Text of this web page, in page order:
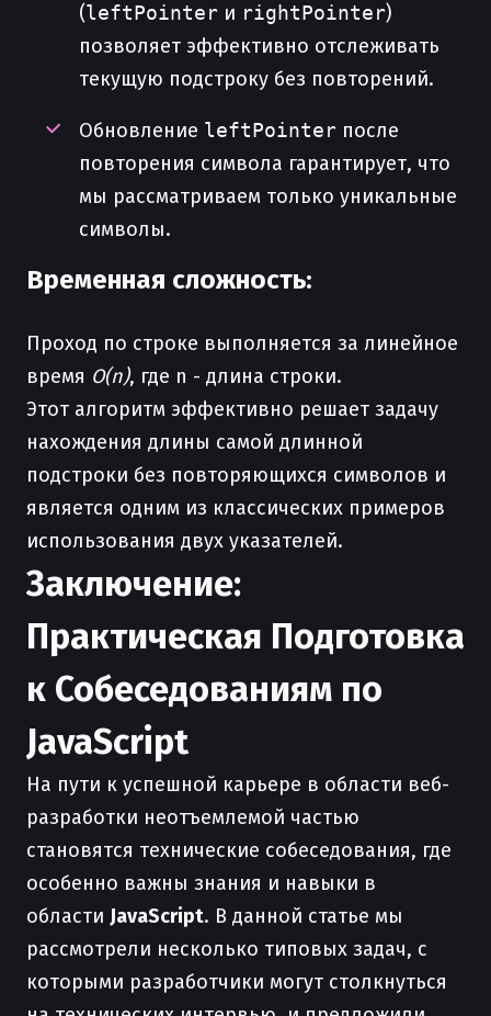
(leftPointer и rightPointer)
позволяет эффективно отслеживать
текущую подстроку без повторений.
Обновление leftPointer после
повторения символа гарантирует, что
мы рассматриваем только уникальные
символы.
Временная сложность:
Проход по строке выполняется за линейное
время O(n), где n - длина строки.
Этот алгоритм эффективно решает задачу
нахождения длины самой длинной
подстроки без повторяющихся символов и
является одним из классических примеров
использования двух указателей.
Заключение:
Практическая Подготовка
к Собеседованиям по
JavaScript
На пути к успешной карьере в области веб-
разработки неотъемлемой частью
становятся технические собеседования, где
особенно важны знания и навыки в
области JavaScript. В данной статье мы
рассмотрели несколько типовых задач, с
которыми разработчики могут столкнуться